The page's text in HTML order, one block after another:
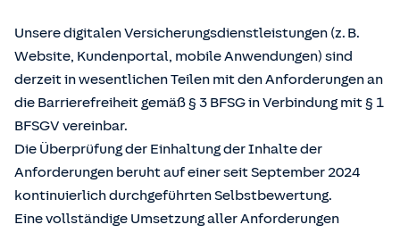
Unsere digitalen Versicherungsdienstleistungen (z. B.
Website, Kundenportal, mobile Anwendungen) sind
derzeit in wesentlichen Teilen mit den Anforderungen an
die Barrierefreiheit gemäß § 3 BFSG in Verbindung mit § 1
BFSGV vereinbar.
Die Überprüfung der Einhaltung der Inhalte der
Anforderungen beruht auf einer seit September 2024
kontinuierlich durchgeführten Selbstbewertung.
Eine vollständige Umsetzung aller Anforderungen